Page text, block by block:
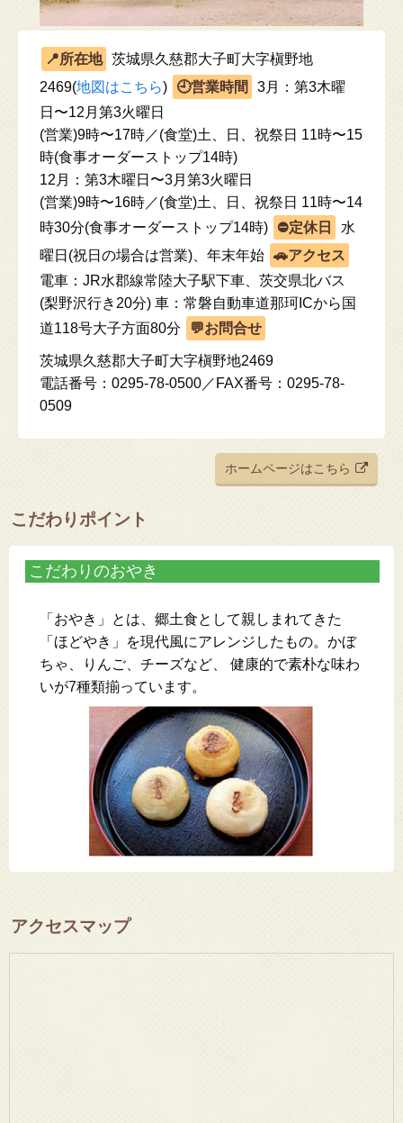
茨城県久慈郡大子町大字槇野地
2469(地図はこちら)
3月：第3木曜
日〜12月第3火曜日
(営業)9時〜17時／(食堂)土、日、祝祭日 11時〜15
時(食事オーダーストップ14時)
12月：第3木曜日〜3月第3火曜日
(営業)9時〜16時／(食堂)土、日、祝祭日 11時〜14
時30分(食事オーダーストップ14時)
水
曜日(祝日の場合は営業)、年末年始
電車：JR水郡線常陸大子駅下車、茨交県北バス
(梨野沢行き20分) 車：常磐自動車道那珂ICから国
道118号大子方面80分
茨城県久慈郡大子町大字槇野地2469
電話番号：0295-78-0500／FAX番号：0295-78-
0509
ホームページはこちら
こだわりポイント
こだわりのおやき
「おやき」とは、郷土食として親しまれてきた
「ほどやき」を現代風にアレンジしたもの。かぼ
ちゃ、りんご、チーズなど、 健康的で素朴な味わ
いが7種類揃っています。
アクセスマップ